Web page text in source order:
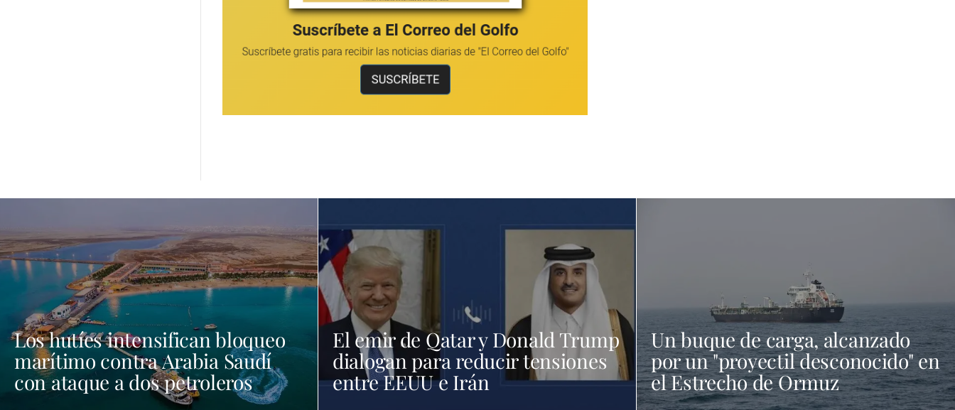
Los hutíes intensifican bloqueo
marítimo contra Arabia Saudí
con ataque a dos petroleros
El emir de Qatar y Donald Trump
dialogan para reducir tensiones
entre EEUU e Irán
Un buque de carga, alcanzado
por un "proyectil desconocido" en
el Estrecho de Ormuz